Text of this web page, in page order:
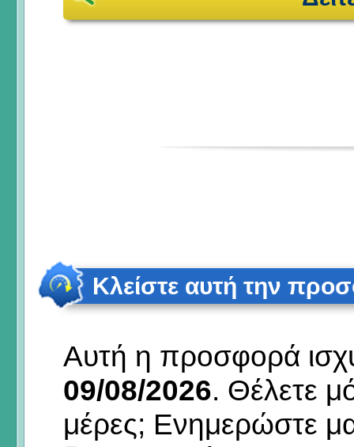
Κλείστε αυτή την
Αυτή η προσφορά
09/08/2026. Θέλετε
μέρες; Ενημερώστε